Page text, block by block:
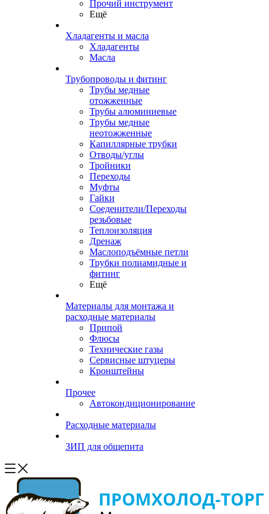
Прочий инструмент
Ещё
Хладагенты и масла
Хладагенты
Масла
Трубопроводы и фитинг
Трубы медные
отожженные
Трубы алюминиевые
Трубы медные
неотожженные
Капиллярные трубки
Отводы/углы
Тройники
Переходы
Муфты
Гайки
Соеденители/Переходы
резьбовые
Теплоизоляция
Дренаж
Маслоподъёмные петли
Трубки полиамидные и
фитинг
Ещё
Материалы для монтажа и
расходные материалы
Припой
Флюсы
Технические газы
Сервисные штуцеры
Кронштейны
Прочее
Автокондиционирование
Расходные материалы
ЗИП для общепита